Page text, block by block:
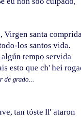
Virgen santa
los santos vida.
algún tempo servida
esto que ch' hei
de grado...
tan tóste ll' ataron